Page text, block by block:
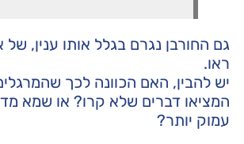
גם החורבן נגרם בגלל אותו ענין,
ראו.
יש להבין, האם הכוונה לכך
המציאו דברים שלא קרו? או שמא
עמוק יותר?